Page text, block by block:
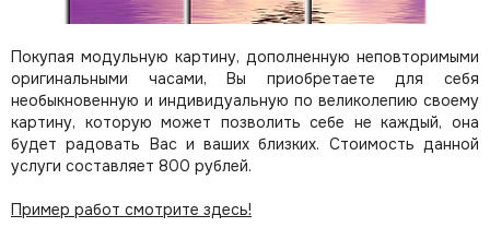
Покупая модульную картину, дополненную неповторимыми
оригинальными часами, Вы приобретаете для себя
необыкновенную и индивидуальную по великолепию своему
картину, которую может позволить себе не каждый, она
будет радовать Вас и ваших близких. Стоимость данной
услуги составляет 800 рублей.
Пример работ смотрите здесь!